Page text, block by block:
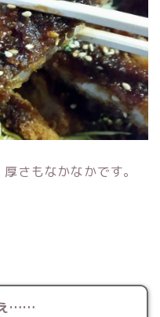
さもなかなかです。
え……